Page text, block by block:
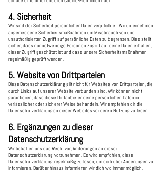
4. Sicherheit
Wir sind der Sicherheit persönlicher Daten verpflichtet. Wir unternehmen
angemessene Sicherheitsmaßnahmen um Missbrauch von und
unauthorisierten Zugriff auf persönliche Daten zu begrenzen. Dies stellt
sicher, dass nur notwendige Personen Zugriff auf deine Daten erhalten,
dieser Zugriff geschützt ist und dass unsere Sicherheitsmaßnahmen
regelmäßig geprüft werden.
5. Website von Drittparteien
Diese Datenschutzerklärung gilt nicht für Websites von Drittparteien, die
durch Links auf unserer Website verbunden sind. Wir können nicht
garantieren, dass diese Drittanbieter deine persönlichen Daten in
verlässlicher oder sicherer Weise behandeln. Wir empfehlen dir die
Datenschutzerklärungen dieser Websites vor deren Nutzung zu lesen.
6. Ergänzungen zu dieser
Datenschutzerklärung
Wir behalten uns das Recht vor, Änderungen an dieser
Datenschutzerklärung vorzunehmen. Es wird empfohlen, diese
Datenschutzerklärung regelmäßig zu lesen, um sich über Änderungen zu
informieren. Darüber hinaus informieren wir dich wo immer möglich.